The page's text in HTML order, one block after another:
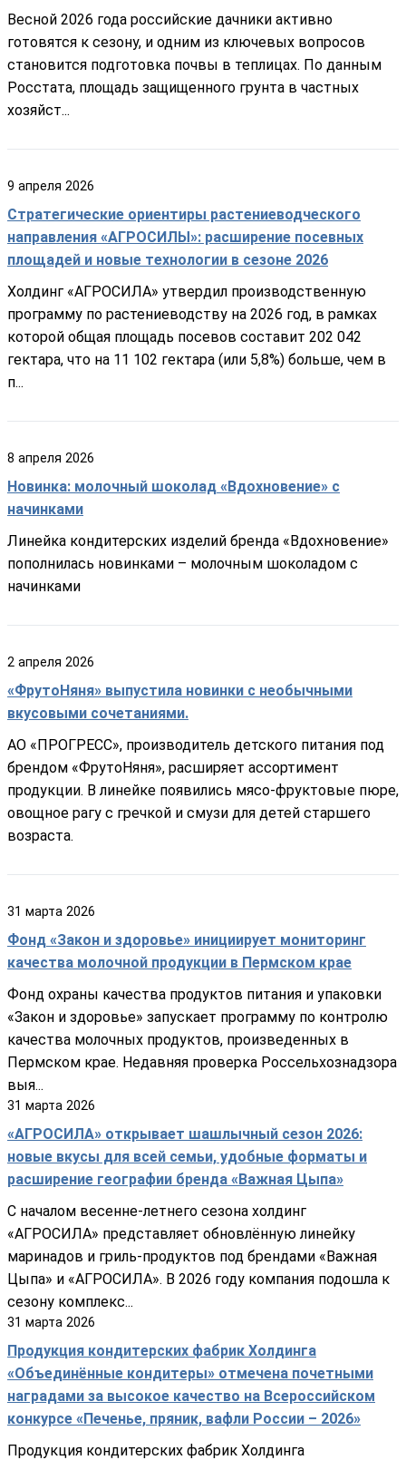
Весной 2026 года российские дачники активно
готовятся к сезону, и одним из ключевых вопросов
становится подготовка почвы в теплицах. По данным
Росстата, площадь защищенного грунта в частных
хозяйст...
9 апреля 2026
Стратегические ориентиры растениеводческого
направления «АГРОСИЛЫ»: расширение посевных
площадей и новые технологии в сезоне 2026
Холдинг «АГРОСИЛА» утвердил производственную
программу по растениеводству на 2026 год, в рамках
которой общая площадь посевов составит 202 042
гектара, что на 11 102 гектара (или 5,8%) больше, чем в
п...
8 апреля 2026
Новинка: молочный шоколад «Вдохновение» с
начинками
Линейка кондитерских изделий бренда «Вдохновение»
пополнилась новинками – молочным шоколадом с
начинками
2 апреля 2026
«ФрутоНяня» выпустила новинки с необычными
вкусовыми сочетаниями.
АО «ПРОГРЕСС», производитель детского питания под
брендом «ФрутоНяня», расширяет ассортимент
продукции. В линейке появились мясо-фруктовые пюре,
овощное рагу с гречкой и смузи для детей старшего
возраста.
31 марта 2026
Фонд «Закон и здоровье» инициирует мониторинг
качества молочной продукции в Пермском крае
Фонд охраны качества продуктов питания и упаковки
«Закон и здоровье» запускает программу по контролю
качества молочных продуктов, произведенных в
Пермском крае. Недавняя проверка Россельхознадзора
выя...
31 марта 2026
«АГРОСИЛА» открывает шашлычный сезон 2026:
новые вкусы для всей семьи, удобные форматы и
расширение географии бренда «Важная Цыпа»
С началом весенне-летнего сезона холдинг
«АГРОСИЛА» представляет обновлённую линейку
маринадов и гриль-продуктов под брендами «Важная
Цыпа» и «АГРОСИЛА». В 2026 году компания подошла к
сезону комплекс...
31 марта 2026
Продукция кондитерских фабрик Холдинга
«Объединённые кондитеры» отмечена почетными
наградами за высокое качество на Всероссийском
конкурсе «Печенье, пряник, вафли России – 2026»
Продукция кондитерских фабрик Холдинга